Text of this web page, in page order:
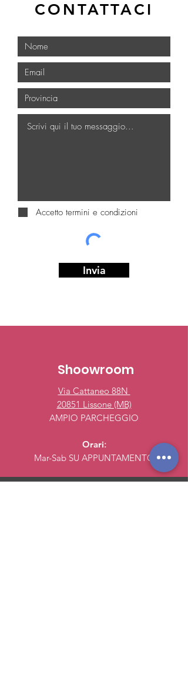
CONTATTACI
Accetto termini e condizioni
Invia
Shoowroom
Via Cattaneo 88N
20851 Lissone (MB)
AMPIO PARCHEGGIO
Orari:
Mar-Sab SU APPUNTAMENTO